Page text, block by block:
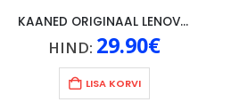
KAANED ORIGINAAL LENOVO TAB 4 10″, HALL
HIND: 29.90€
LISA KORVI